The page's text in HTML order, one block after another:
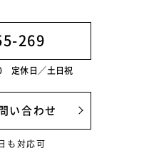
269
定休日／土日祝
い合わせ
も対応可